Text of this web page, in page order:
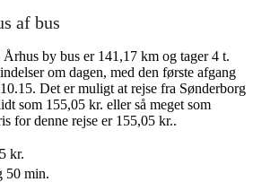
af bus
by bus er 141,17 km og tager 4 t.
om dagen, med den første afgang
Det er muligt at rejse fra Sønderborg
som 155,05 kr. eller så meget som
for denne rejse er 155,05 kr..
kr.
50 min.